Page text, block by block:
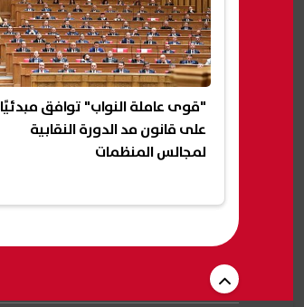
"قوى عاملة النواب" توافق مبدئيًا
على قانون مد الدورة النقابية
لمجالس المنظمات